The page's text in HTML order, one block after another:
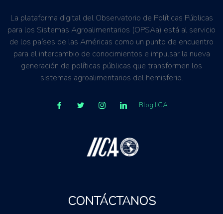
La plataforma digital del Observatorio de Políticas Públicas
para los Sistemas Agroalimentarios (OPSAa) está al servicio
de los países de las Américas como un punto de encuentro
para el intercambio de conocimientos e impulsar la nueva
generación de políticas públicas que transformen los
sistemas agroalimentarios del hemisferio.
Blog IICA
CONTÁCTANOS